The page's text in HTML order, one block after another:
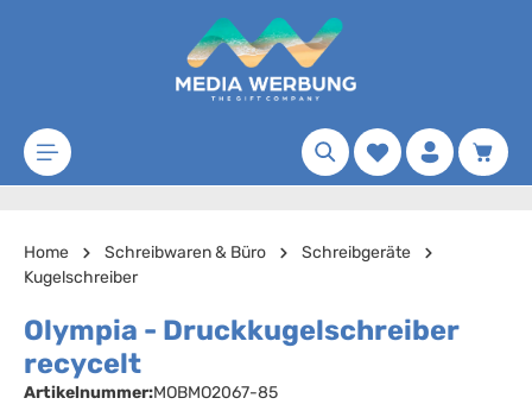
Zum Hauptinhalt springen
Merkzettel
Home Schreibwaren & Büro
Schreibgeräte
Kugelschreiber
Olympia - Druckkugelschreiber
recycelt
Artikelnummer:MOBMO2067-85